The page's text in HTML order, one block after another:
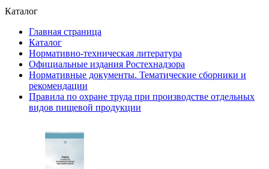
Каталог
Главная страница
Каталог
Нормативно-техническая литература
Официальные издания Ростехнадзора
Нормативные документы. Тематические сборники и
рекомендации
Правила по охране труда при производстве отдельных
видов пищевой продукции